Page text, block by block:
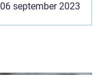
06 september 2023